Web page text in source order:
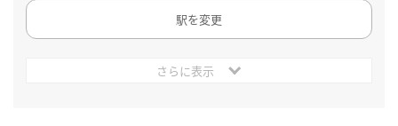
駅を変更
さらに表示